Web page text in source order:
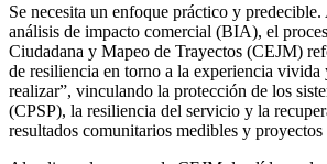
Se necesita un enfoque práctico y
análisis de impacto comercial (BIA), el
Ciudadana y Mapeo de Trayectos (CEJM)
de resiliencia en torno a la experiencia vivida
realizar”, vinculando la protección de los
(CPSP), la resiliencia del servicio y la
resultados comunitarios medibles y